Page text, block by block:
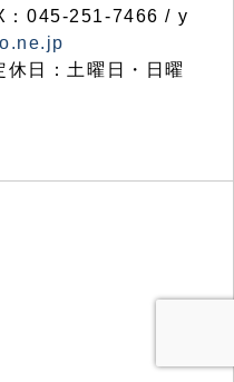
：045-251-7466 / y
日：土曜日・日曜